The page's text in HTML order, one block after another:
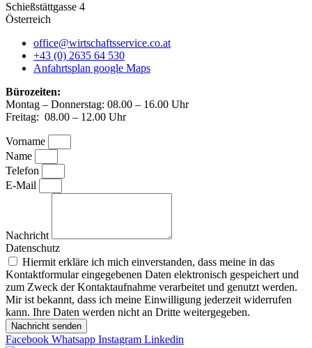
Schießstättgasse 4
Österreich
office@wirtschaftsservice.co.at
+43 (0) 2635 64 530
Anfahrtsplan google Maps
Bürozeiten:
Montag – Donnerstag: 08.00 – 16.00 Uhr
Freitag: 08.00 – 12.00 Uhr
Vorname
Name
Telefon
E-Mail
Nachricht
Datenschutz
Hiermit erkläre ich mich einverstanden, dass meine in das
Kontaktformular eingegebenen Daten elektronisch gespeichert und
zum Zweck der Kontaktaufnahme verarbeitet und genutzt werden.
Mir ist bekannt, dass ich meine Einwilligung jederzeit widerrufen
kann. Ihre Daten werden nicht an Dritte weitergegeben.
Nachricht senden
Facebook Whatsapp Instagram Linkedin